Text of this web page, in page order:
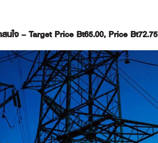
สนใจ – Target Price Bt65.00, Price Bt72.75